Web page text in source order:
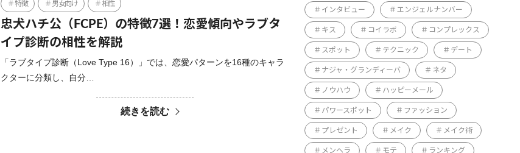
特徴 男女向け 相性
忠犬ハチ公（FCPE）の特徴7選！恋愛傾向やラブタ
イプ診断の相性を解説
「ラブタイプ診断（Love Type 16）」では、恋愛パターンを16種のキャラ
クターに分類し、自分…
続きを読む
インタビュー エンジェルナンバー
キス コイラボ コンプレックス
スポット テクニック デート
ナジャ・グランディーバ ネタ
ノウハウ ハッピーメール
パワースポット ファッション
プレゼント メイク メイク術
メンヘラ モテ ランキング